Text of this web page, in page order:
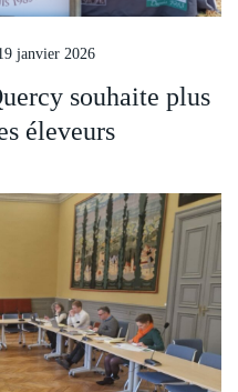
janvier 2026
souhaite plus
éleveurs